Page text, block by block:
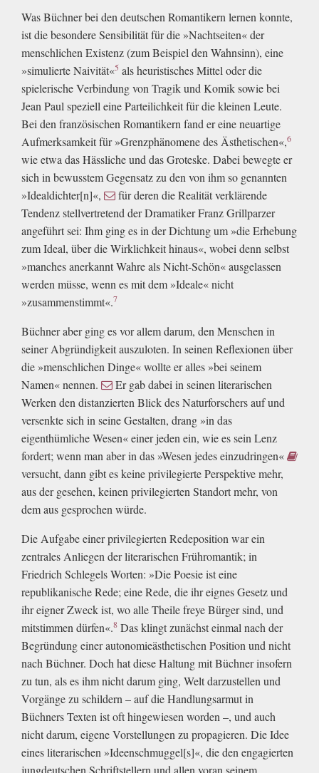
Was Büchner bei den deutschen Romantikern lernen konnte,
ist die besondere Sensibilität für die »Nachtseiten« der
menschlichen Existenz (zum Beispiel den Wahnsinn), eine
»simulierte Naivität«5 als heuristisches Mittel oder die
spielerische Verbindung von Tragik und Komik sowie bei
Jean Paul speziell eine Parteilichkeit für die kleinen Leute.
Bei den französischen Romantikern fand er eine neuartige
Aufmerksamkeit für »Grenzphänomene des Ästhetischen«,6
wie etwa das Hässliche und das Groteske. Dabei bewegte er
sich in bewusstem Gegensatz zu den von ihm so genannten
»Idealdichter[n]«,
für deren die Realität verklärende
Tendenz stellvertretend der Dramatiker Franz Grillparzer
angeführt sei: Ihm ging es in der Dichtung um »die Erhebung
zum Ideal, über die Wirklichkeit hinaus«, wobei denn selbst
»manches anerkannt Wahre als Nicht-Schön« ausgelassen
werden müsse, wenn es mit dem »Ideale« nicht
»zusammenstimmt«.7
Büchner aber ging es vor allem darum, den Menschen in
seiner Abgründigkeit auszuloten. In seinen Reflexionen über
die »menschlichen Dinge« wollte er alles »bei seinem
Namen« nennen.
Er gab dabei in seinen literarischen
Werken den distanzierten Blick des Naturforschers auf und
versenkte sich in seine Gestalten, drang »in das
eigenthümliche Wesen« einer jeden ein, wie es sein Lenz
fordert; wenn man aber in das »Wesen jedes einzudringen«
versucht, dann gibt es keine privilegierte Perspektive mehr,
aus der gesehen, keinen privilegierten Standort mehr, von
dem aus gesprochen würde.
Die Aufgabe einer privilegierten Redeposition war ein
zentrales Anliegen der literarischen Frühromantik; in
Friedrich Schlegels Worten: »Die Poesie ist eine
republikanische Rede; eine Rede, die ihr eignes Gesetz und
ihr eigner Zweck ist, wo alle Theile freye Bürger sind, und
mitstimmen dürfen«.8 Das klingt zunächst einmal nach der
Begründung einer autonomieästhetischen Position und nicht
nach Büchner. Doch hat diese Haltung mit Büchner insofern
zu tun, als es ihm nicht darum ging, Welt darzustellen und
Vorgänge zu schildern – auf die Handlungsarmut in
Büchners Texten ist oft hingewiesen worden –, und auch
nicht darum, eigene Vorstellungen zu propagieren. Die Idee
eines literarischen »Ideenschmuggel[s]«, die den engagierten
jungdeutschen Schriftstellern und allen voran seinem